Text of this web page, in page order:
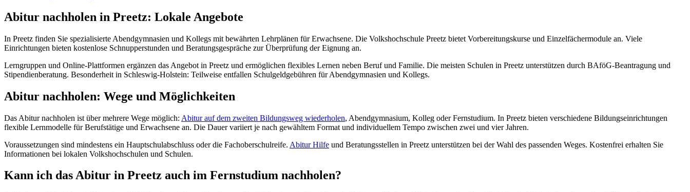
Abitur nachholen in Preetz: Lokale Angebote
In Preetz finden Sie spezialisierte Abendgymnasien und Kollegs mit bewährten Lehrplänen für Erwachsene. Die Volkshochschule Preetz bietet Vorbereitungskurse und Einzelfächermodule an. Viele
Einrichtungen bieten kostenlose Schnupperstunden und Beratungsgespräche zur Überprüfung der Eignung an.
Lerngruppen und Online-Plattformen ergänzen das Angebot in Preetz und ermöglichen flexibles Lernen neben Beruf und Familie. Die meisten Schulen in Preetz unterstützen durch BAföG-Beantragung und
Stipendienberatung. Besonderheit in Schleswig-Holstein: Teilweise entfallen Schulgeldgebühren für Abendgymnasien und Kollegs.
Abitur nachholen: Wege und Möglichkeiten
Das Abitur nachholen ist über mehrere Wege möglich: Abitur auf dem zweiten Bildungsweg wiederholen, Abendgymnasium, Kolleg oder Fernstudium. In Preetz bieten verschiedene Bildungseinrichtungen
flexible Lernmodelle für Berufstätige und Erwachsene an. Die Dauer variiert je nach gewähltem Format und individuellem Tempo zwischen zwei und vier Jahren.
Voraussetzungen sind mindestens ein Hauptschulabschluss oder die Fachoberschulreife. Abitur Hilfe und Beratungsstellen in Preetz unterstützen bei der Wahl des passenden Weges. Kostenfrei erhalten Sie
Informationen bei lokalen Volkshochschulen und Schulen.
Kann ich das Abitur in Preetz auch im Fernstudium nachholen?